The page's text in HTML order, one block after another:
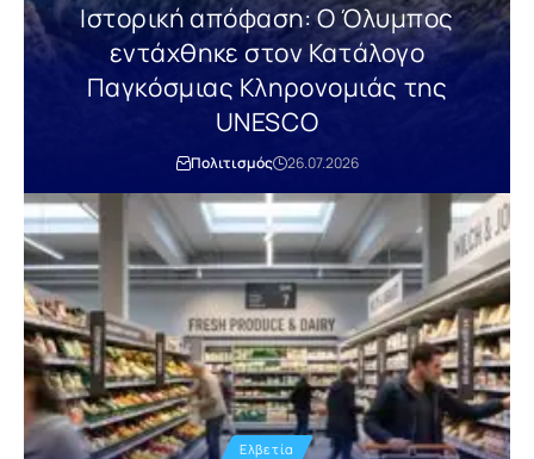
Ιστορική απόφαση: Ο Όλυμπος
εντάχθηκε στον Κατάλογο
Παγκόσμιας Κληρονομιάς της
UNESCO
Πολιτισμός 26.07.2026
Ελβετία